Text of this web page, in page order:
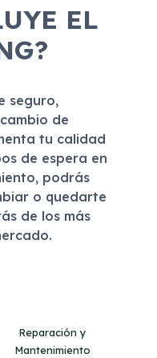
EL
seguro,
de
tu calidad
de espera en
podrás
o quedarte
de los más
Reparación y
Mantenimiento